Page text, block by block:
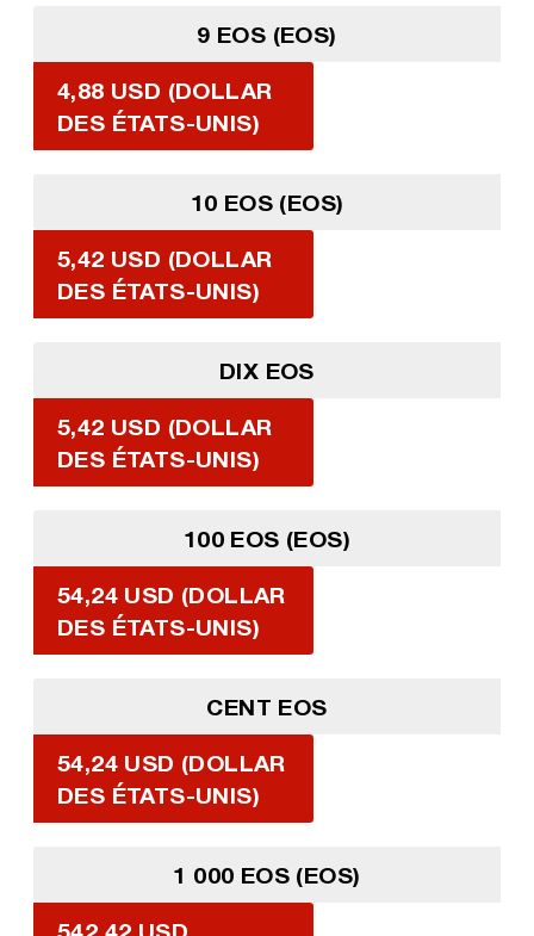
9 EOS (EOS)
4,88 USD (DOLLAR
DES ÉTATS-UNIS)
10 EOS (EOS)
5,42 USD (DOLLAR
DES ÉTATS-UNIS)
DIX EOS
5,42 USD (DOLLAR
DES ÉTATS-UNIS)
100 EOS (EOS)
54,24 USD (DOLLAR
DES ÉTATS-UNIS)
CENT EOS
54,24 USD (DOLLAR
DES ÉTATS-UNIS)
1 000 EOS (EOS)
542,42 USD